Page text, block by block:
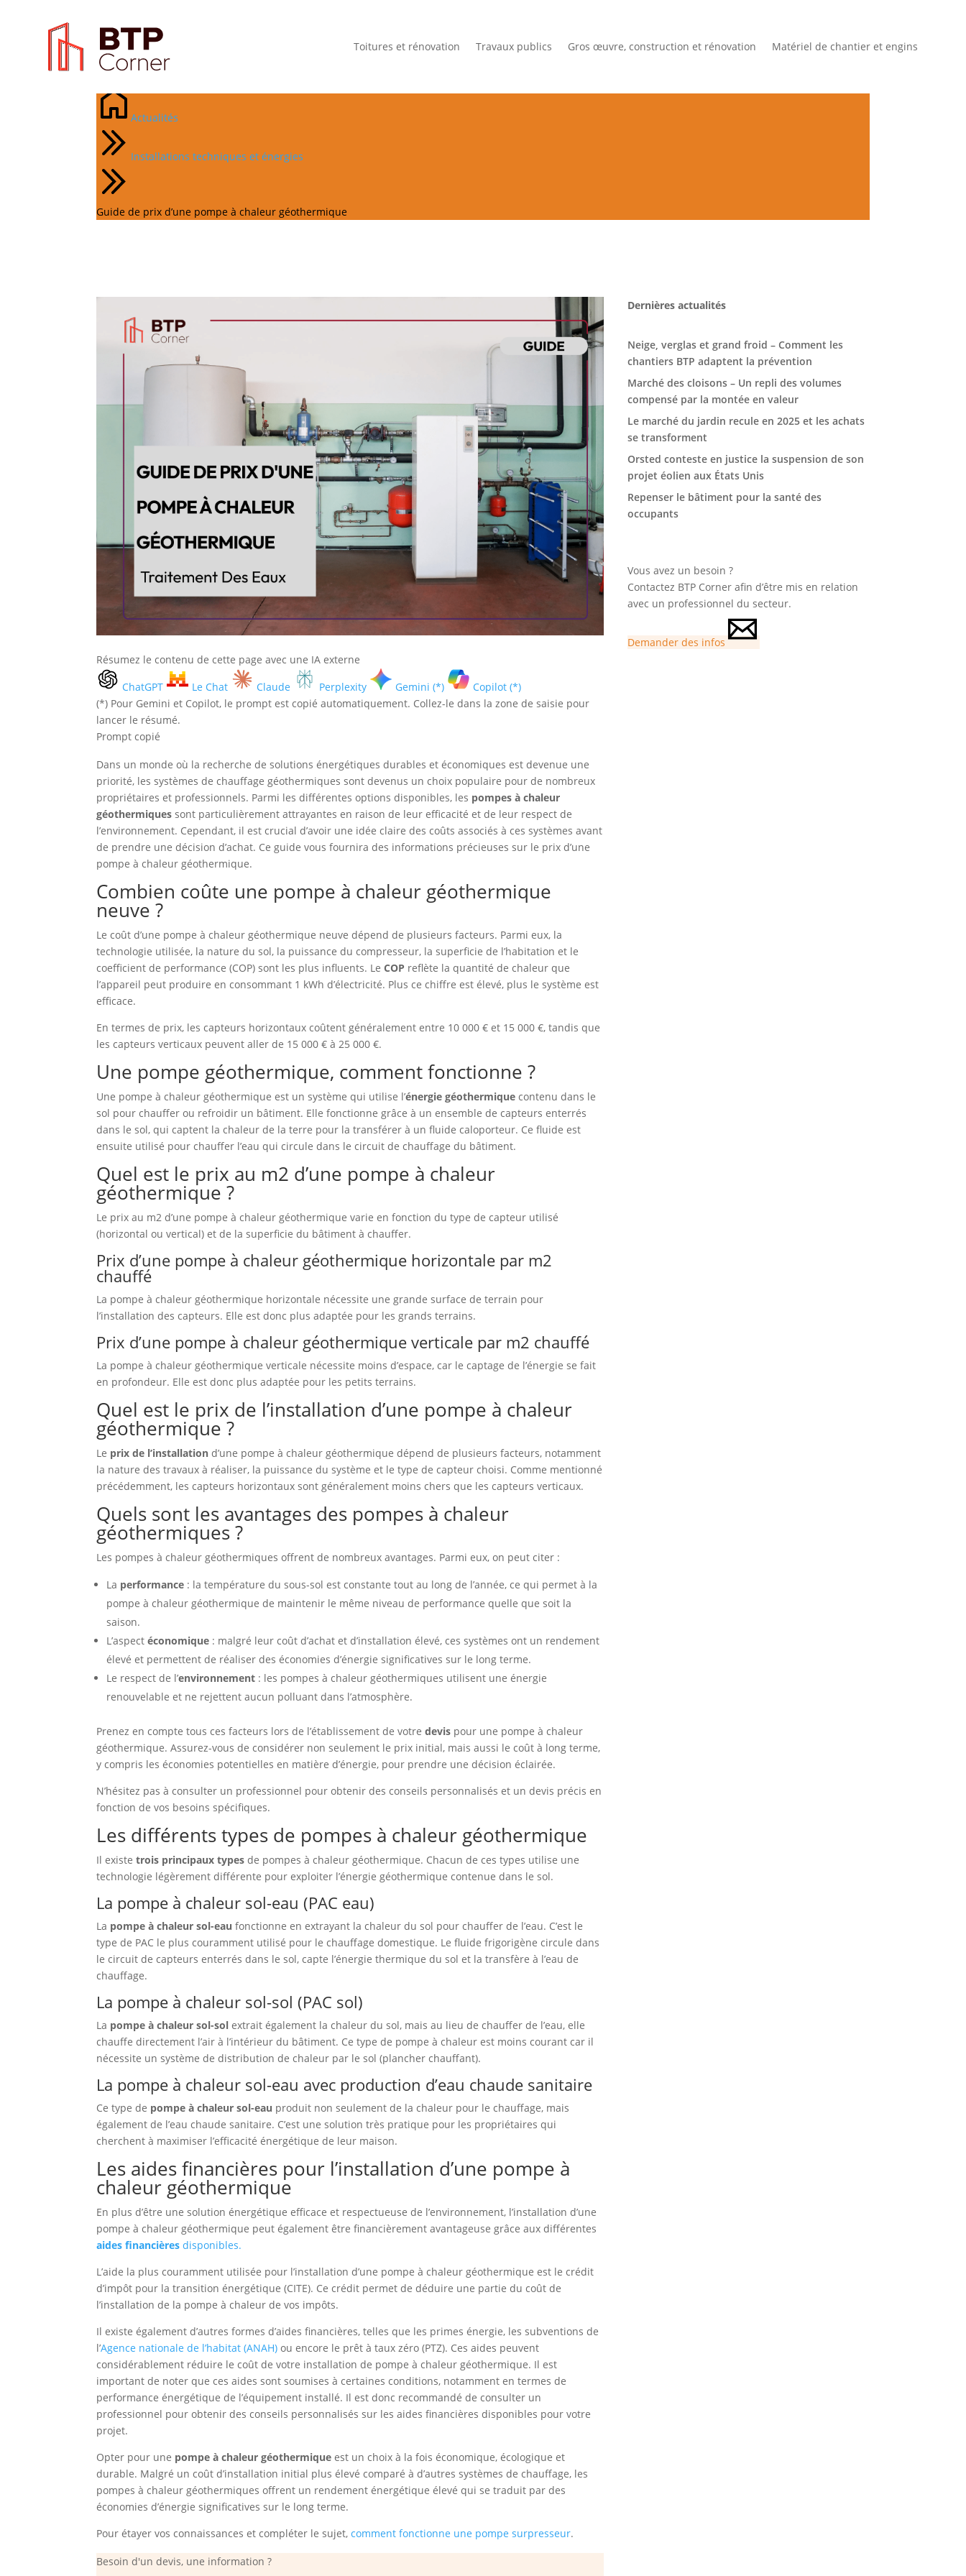
Toitures et rénovation Travaux publics Gros œuvre, construction et rénovation Matériel de chantier et engins
Guide de prix d’une pompe à chaleur géothermique
Actualités
Installations techniques et énergies
Guide de prix d’une pompe à chaleur géothermique
Résumez le contenu de cette page avec une IA externe
ChatGPT
Le Chat Claude Perplexity Gemini (*)
Copilot (*)
(*) Pour Gemini et Copilot, le prompt est copié automatiquement. Collez-le dans la zone de saisie pour
lancer le résumé.
Prompt copié
Dans un monde où la recherche de solutions énergétiques durables et économiques est devenue une
priorité, les systèmes de chauffage géothermiques sont devenus un choix populaire pour de nombreux
propriétaires et professionnels. Parmi les différentes options disponibles, les pompes à chaleur
géothermiques sont particulièrement attrayantes en raison de leur efficacité et de leur respect de
l’environnement. Cependant, il est crucial d’avoir une idée claire des coûts associés à ces systèmes avant
de prendre une décision d’achat. Ce guide vous fournira des informations précieuses sur le prix d’une
pompe à chaleur géothermique.
Combien coûte une pompe à chaleur géothermique
neuve ?
Le coût d’une pompe à chaleur géothermique neuve dépend de plusieurs facteurs. Parmi eux, la
technologie utilisée, la nature du sol, la puissance du compresseur, la superficie de l’habitation et le
coefficient de performance (COP) sont les plus influents. LeCOP reflète la quantité de chaleur que
l’appareil peut produire en consommant 1 kWh d’électricité. Plus ce chiffre est élevé, plus le système est
efficace.
En termes de prix, les capteurs horizontaux coûtent généralement entre 10 000 € et 15 000 €, tandis que
les capteurs verticaux peuvent aller de 15 000 € à 25 000 €.
Une pompe géothermique, comment fonctionne ?
Une pompe à chaleur géothermique est un système qui utilise l’énergie géothermique contenu dans le
sol pour chauffer ou refroidir un bâtiment. Elle fonctionne grâce à un ensemble de capteurs enterrés
dans le sol, qui captent la chaleur de la terre pour la transférer à un fluide caloporteur. Ce fluide est
ensuite utilisé pour chauffer l’eau qui circule dans le circuit de chauffage du bâtiment.
Quel est le prix au m2 d’une pompe à chaleur
géothermique ?
Le prix au m2 d’une pompe à chaleur géothermique varie en fonction du type de capteur utilisé
(horizontal ou vertical) et de la superficie du bâtiment à chauffer.
Prix d’une pompe à chaleur géothermique horizontale par m2
chauffé
La pompe à chaleur géothermique horizontale nécessite une grande surface de terrain pour
l’installation des capteurs. Elle est donc plus adaptée pour les grands terrains.
Prix d’une pompe à chaleur géothermique verticale par m2 chauffé
La pompe à chaleur géothermique verticale nécessite moins d’espace, car le captage de l’énergie se fait
en profondeur. Elle est donc plus adaptée pour les petits terrains.
Quel est le prix de l’installation d’une pompe à chaleur
géothermique ?
Le prix de l’installation d’une pompe à chaleur géothermique dépend de plusieurs facteurs, notamment
la nature des travaux à réaliser, la puissance du système et le type de capteur choisi. Comme mentionné
précédemment, les capteurs horizontaux sont généralement moins chers que les capteurs verticaux.
Quels sont les avantages des pompes à chaleur
géothermiques ?
Les pompes à chaleur géothermiques offrent de nombreux avantages. Parmi eux, on peut citer :
La performance : la température du sous-sol est constante tout au long de l’année, ce qui permet à la
pompe à chaleur géothermique de maintenir le même niveau de performance quelle que soit la
saison.
L’aspectéconomique : malgré leur coût d’achat et d’installation élevé, ces systèmes ont un rendement
élevé et permettent de réaliser des économies d’énergie significatives sur le long terme.
Le respect de l’environnement : les pompes à chaleur géothermiques utilisent une énergie
renouvelable et ne rejettent aucun polluant dans l’atmosphère.
Prenez en compte tous ces facteurs lors de l’établissement de votredevis pour une pompe à chaleur
géothermique. Assurez-vous de considérer non seulement le prix initial, mais aussi le coût à long terme,
y compris les économies potentielles en matière d’énergie, pour prendre une décision éclairée.
N’hésitez pas à consulter un professionnel pour obtenir des conseils personnalisés et un devis précis en
fonction de vos besoins spécifiques.
Les différents types de pompes à chaleur géothermique
Il existetrois principaux types de pompes à chaleur géothermique. Chacun de ces types utilise une
technologie légèrement différente pour exploiter l’énergie géothermique contenue dans le sol.
La pompe à chaleur sol-eau (PAC eau)
La pompe à chaleur sol-eau fonctionne en extrayant la chaleur du sol pour chauffer de l’eau. C’est le
type de PAC le plus couramment utilisé pour le chauffage domestique. Le fluide frigorigène circule dans
le circuit de capteurs enterrés dans le sol, capte l’énergie thermique du sol et la transfère à l’eau de
chauffage.
La pompe à chaleur sol-sol (PAC sol)
La pompe à chaleur sol-sol extrait également la chaleur du sol, mais au lieu de chauffer de l’eau, elle
chauffe directement l’air à l’intérieur du bâtiment. Ce type de pompe à chaleur est moins courant car il
nécessite un système de distribution de chaleur par le sol (plancher chauffant).
La pompe à chaleur sol-eau avec production d’eau chaude sanitaire
Ce type de pompe à chaleur sol-eau produit non seulement de la chaleur pour le chauffage, mais
également de l’eau chaude sanitaire. C’est une solution très pratique pour les propriétaires qui
cherchent à maximiser l’efficacité énergétique de leur maison.
Les aides financières pour l’installation d’une pompe à
chaleur géothermique
En plus d’être une solution énergétique efficace et respectueuse de l’environnement, l’installation d’une
pompe à chaleur géothermique peut également être financièrement avantageuse grâce aux différentes
aides financières disponibles.
L’aide la plus couramment utilisée pour l’installation d’une pompe à chaleur géothermique est le crédit
d’impôt pour la transition énergétique (CITE). Ce crédit permet de déduire une partie du coût de
l’installation de la pompe à chaleur de vos impôts.
Il existe également d’autres formes d’aides financières, telles que les primes énergie, les subventions de
l’Agence nationale de l’habitat (ANAH) ou encore le prêt à taux zéro (PTZ). Ces aides peuvent
considérablement réduire le coût de votre installation de pompe à chaleur géothermique. Il est
important de noter que ces aides sont soumises à certaines conditions, notamment en termes de
performance énergétique de l’équipement installé. Il est donc recommandé de consulter un
professionnel pour obtenir des conseils personnalisés sur les aides financières disponibles pour votre
projet.
Opter pour une pompe à chaleur géothermique est un choix à la fois économique, écologique et
durable. Malgré un coût d’installation initial plus élevé comparé à d’autres systèmes de chauffage, les
pompes à chaleur géothermiques offrent un rendement énergétique élevé qui se traduit par des
économies d’énergie significatives sur le long terme.
Pour étayer vos connaissances et compléter le sujet,comment fonctionne une pompe surpresseur.
Besoin d'un devis, une information ?
Dernières actualités
Neige, verglas et grand froid – Comment les
chantiers BTP adaptent la prévention
Marché des cloisons – Un repli des volumes
compensé par la montée en valeur
Le marché du jardin recule en 2025 et les achats
se transforment
Orsted conteste en justice la suspension de son
projet éolien aux États Unis
Repenser le bâtiment pour la santé des
occupants
Vous avez un besoin ?
Contactez BTP Corner afin d’être mis en relation
avec un professionnel du secteur.
Demander des infos